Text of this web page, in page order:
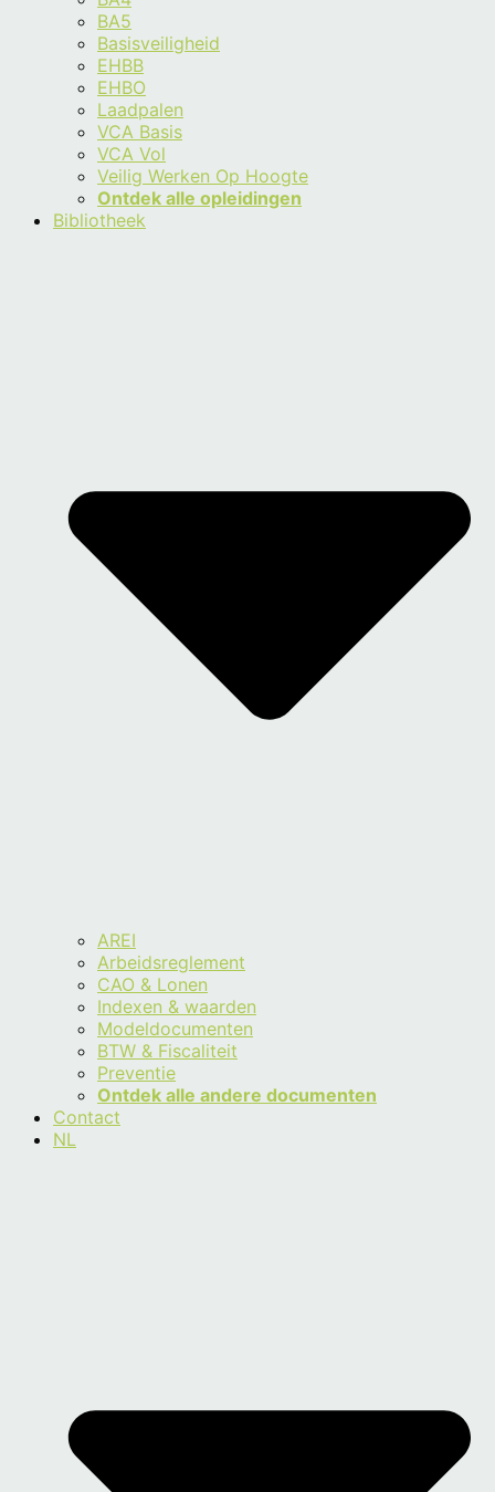
BA5
Basisveiligheid
EHBB
EHBO
Laadpalen
VCA Basis
VCA Vol
Veilig Werken Op Hoogte
Ontdek alle opleidingen
Bibliotheek
AREI
Arbeidsreglement
CAO & Lonen
Indexen & waarden
Modeldocumenten
BTW & Fiscaliteit
Preventie
Ontdek alle andere documenten
Contact
NL